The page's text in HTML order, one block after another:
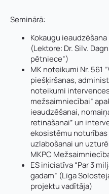
Seminārā:
Kokaugu
(Lektore: Dr. Silv.
pētniece”)
MK noteikumi Nr. 561
piešķiršanas,
noteikumi
mežsaimniecībai”
ieaudzēšanai,
retināšanai” un
ekosistēmu
uzlabošanai un
MKPC
ES iniciatīva “Par 3
gadam” (Līga
projektu vadītāja)